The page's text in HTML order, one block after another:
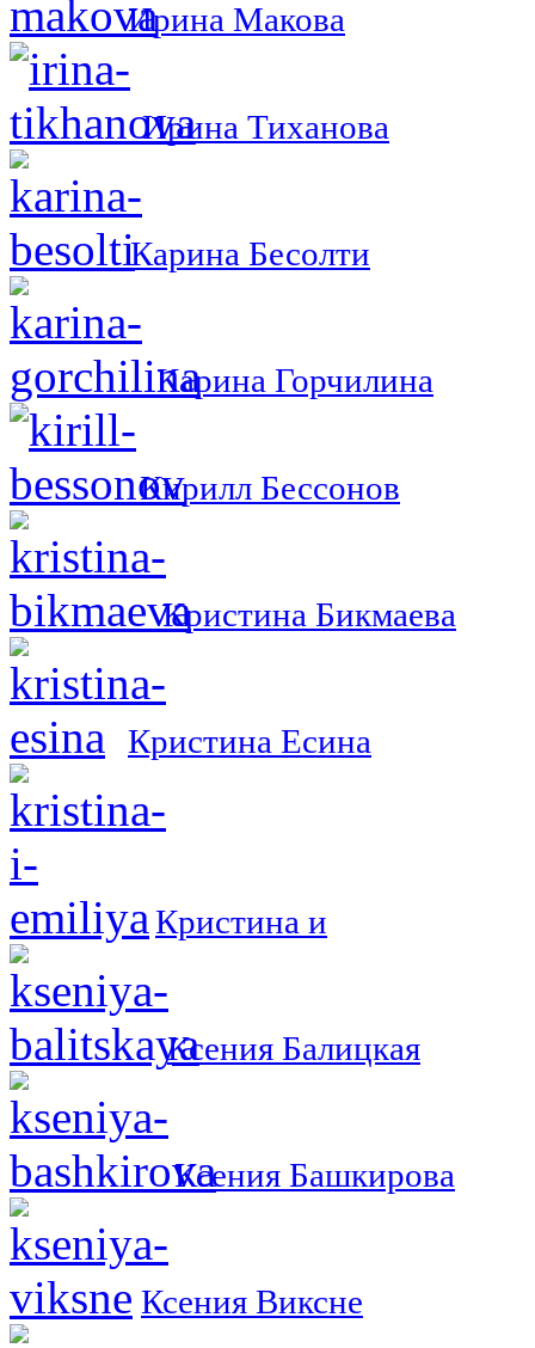
Ирина Макова
Ирина Тиханова
Карина Бесолти
Карина Горчилина
Кирилл Бессонов
Кристина Бикмаева
Кристина Есина
Кристина и
Ксения Балицкая
Ксения Башкирова
Ксения Виксне